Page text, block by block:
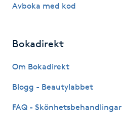
Kostrådgivning
Kroppspeeling
Avboka med kod
Bokadirekt
Om Bokadirekt
Blogg - Beautylabbet
FAQ - Skönhetsbehandlingar